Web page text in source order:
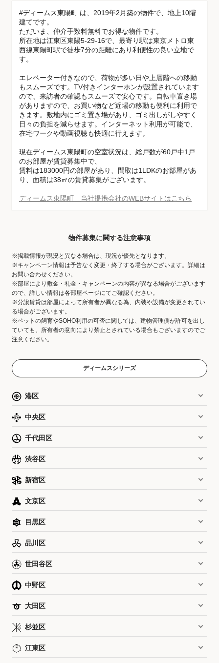
#ディームス東陽町 は、2019年2月築の物件で、地上10階
建てです。
ただいま、仲介手数料無料でお得な物件です。
所在地は江東区東陽5-29-16で、最寄り駅は東京メトロ東
西線東陽町駅で徒歩7分の距離にあり利便性の良い立地で
す。
エレベーター付きなので、荷物が多い日や上層階への移動
もスムーズです。TV付きインターホンが設置されています
ので、来訪者の確認もスムーズで安心です。自転車置き場
がありますので、お買い物など近場の移動も便利に利用で
きます。敷地内にゴミ置き場があり、ゴミ出しがしやすく
日々の負担を減らせます。インターネット利用が可能で、
在宅ワークや動画視聴も快適に行えます。
現在ディームス東陽町の空室状況は、総戸数が60戸中1戸
のお部屋が賃貸募集中で、
賃料は183000円の部屋があり、間取は1LDKのお部屋があ
り、面積は38㎡の賃貸募集がございます。
ディームス東陽町 当社提携会社のWEBサイトはこちら
物件募集に関する注意事項
※掲載情報が現況と異なる場合は、現況が優先となります。
※キャンペーン情報は予告なく変更・終了する場合がございます。詳細は
お問い合わせください。
※部屋により敷金・礼金・キャンペーンの内容が異なる場合がございます
ので、詳しい情報は各部屋ページにてご確認ください。
※分譲賃貸は部屋によって所有者が異なる為、内装や設備が変更されてい
る場合がございます。
※ペットの飼育やSOHO利用の可否に関しては、建物管理側が許可を出し
ていても、所有者の意向により禁止とされている場合もございますのでご
注意ください。
ディームスシリーズ
港区
中央区
千代田区
渋谷区
新宿区
文京区
目黒区
品川区
世田谷区
中野区
大田区
杉並区
江東区